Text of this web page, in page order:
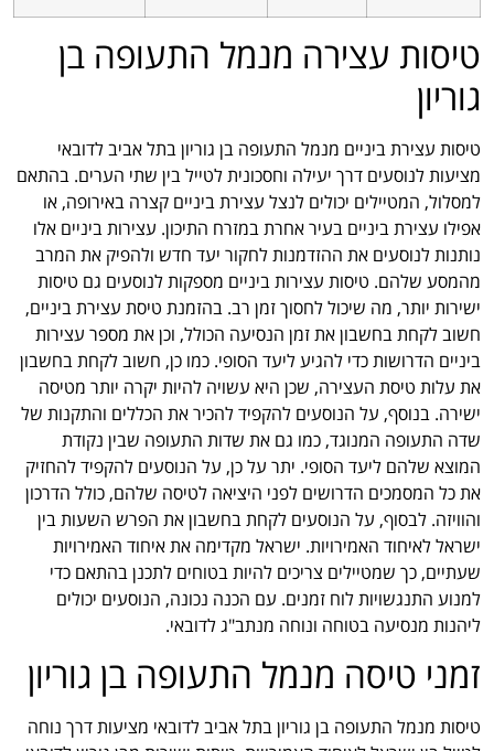
טיסות עצירה מנמל התעופה בן
גוריון
טיסות עצירת ביניים מנמל התעופה בן גוריון בתל אביב לדובאי
מציעות לנוסעים דרך יעילה וחסכונית לטייל בין שתי הערים. בהתאם
למסלול, המטיילים יכולים לנצל עצירת ביניים קצרה באירופה, או
אפילו עצירת ביניים בעיר אחרת במזרח התיכון. עצירות ביניים אלו
נותנות לנוסעים את ההזדמנות לחקור יעד חדש ולהפיק את המרב
מהמסע שלהם. טיסות עצירות ביניים מספקות לנוסעים גם טיסות
ישירות יותר, מה שיכול לחסוך זמן רב. בהזמנת טיסת עצירת ביניים,
חשוב לקחת בחשבון את זמן הנסיעה הכולל, וכן את מספר עצירות
ביניים הדרושות כדי להגיע ליעד הסופי. כמו כן, חשוב לקחת בחשבון
את עלות טיסת העצירה, שכן היא עשויה להיות יקרה יותר מטיסה
ישירה. בנוסף, על הנוסעים להקפיד להכיר את הכללים והתקנות של
שדה התעופה המנוגד, כמו גם את שדות התעופה שבין נקודת
המוצא שלהם ליעד הסופי. יתר על כן, על הנוסעים להקפיד להחזיק
את כל המסמכים הדרושים לפני היציאה לטיסה שלהם, כולל הדרכון
והוויזה. לבסוף, על הנוסעים לקחת בחשבון את הפרש השעות בין
ישראל לאיחוד האמירויות. ישראל מקדימה את איחוד האמירויות
שעתיים, כך שמטיילים צריכים להיות בטוחים לתכנן בהתאם כדי
למנוע התנגשויות לוח זמנים. עם הכנה נכונה, הנוסעים יכולים
ליהנות מנסיעה בטוחה ונוחה מנתב"ג לדובאי.
זמני טיסה מנמל התעופה בן גוריון
טיסות מנמל התעופה בן גוריון בתל אביב לדובאי מציעות דרך נוחה